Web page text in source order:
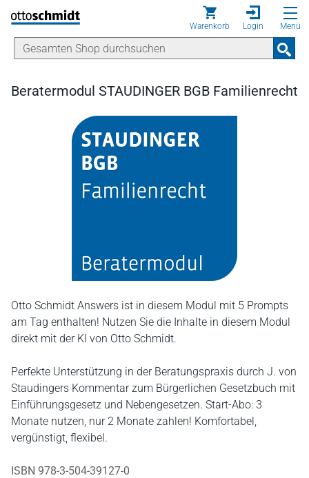
Direkt zum Inhalt
Warenkorb Login Menü
Beratermodul STAUDINGER BGB Familienrecht
Otto Schmidt Answers ist in diesem Modul mit 5 Prompts
am Tag enthalten! Nutzen Sie die Inhalte in diesem Modul
direkt mit der KI von Otto Schmidt.
Perfekte Unterstützung in der Beratungspraxis durch J. von
Staudingers Kommentar zum Bürgerlichen Gesetzbuch mit
Einführungsgesetz und Nebengesetzen. Start-Abo: 3
Monate nutzen, nur 2 Monate zahlen! Komfortabel,
vergünstigt, flexibel.
ISBN 978-3-504-39127-0